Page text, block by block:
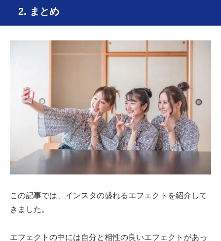
2. まとめ
この記事では、インスタの盛れるエフェクトを紹介して
きました。
エフェクトの中には自分と相性の良いエフェクトがあっ